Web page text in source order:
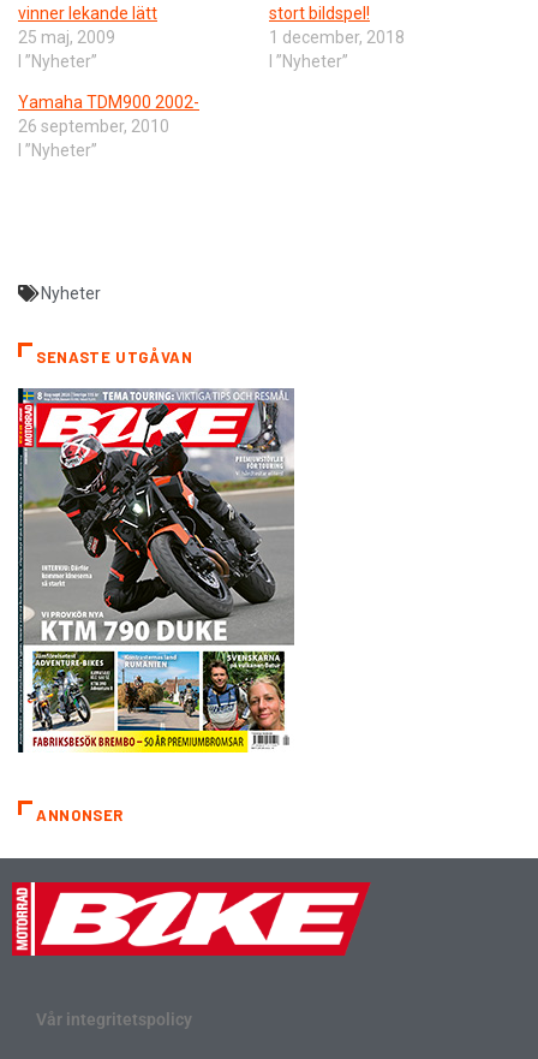
vinner lekande lätt
25 maj, 2009
I ”Nyheter”
stort bildspel!
1 december, 2018
I ”Nyheter”
Yamaha TDM900 2002-
26 september, 2010
I ”Nyheter”
Nyheter
SENASTE UTGÅVAN
ANNONSER
Vår integritetspolicy